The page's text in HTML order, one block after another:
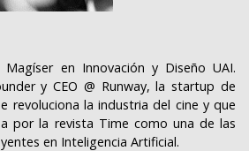
Magíser en Innovación y Diseño UAI.
y CEO @ Runway, la startup de
revoluciona la industria del cine y que
por la revista Time como una de las
en Inteligencia Artificial.